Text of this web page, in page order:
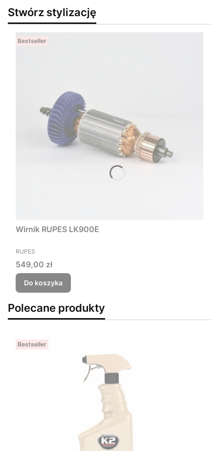
Stwórz stylizację
Bestseller
Wirnik RUPES LK900E
PRODUCENT
RUPES
Cena
549,00 zł
Do koszyka
Polecane produkty
Bestseller